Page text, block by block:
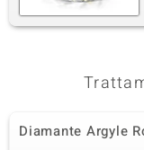
Somma del peso in carati
0,028 ct
Sesta pietra
Diamante Argyle